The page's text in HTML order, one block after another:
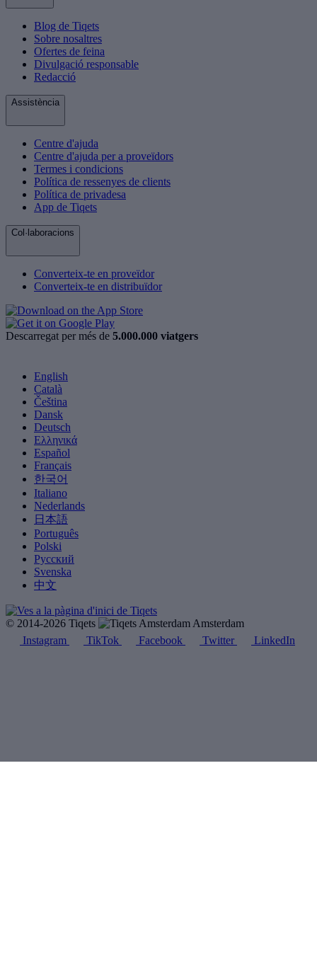
Blog de Tiqets
Sobre nosaltres
Ofertes de feina
Divulgació responsable
Redacció
Assistència
Centre d'ajuda
Centre d'ajuda per a proveïdors
Termes i condicions
Política de ressenyes de clients
Política de privadesa
App de Tiqets
Col·laboracions
Converteix-te en proveïdor
Converteix-te en distribuïdor
Descarregat per més de 5.000.000 viatgers
English
Català
Čeština
Dansk
Deutsch
Ελληνικά
Español
Français
한국어
Italiano
Nederlands
日本語
Português
Polski
Русский
Svenska
中文
© 2014-2026 Tiqets
Amsterdam
Instagram
TikTok Facebook Twitter LinkedIn